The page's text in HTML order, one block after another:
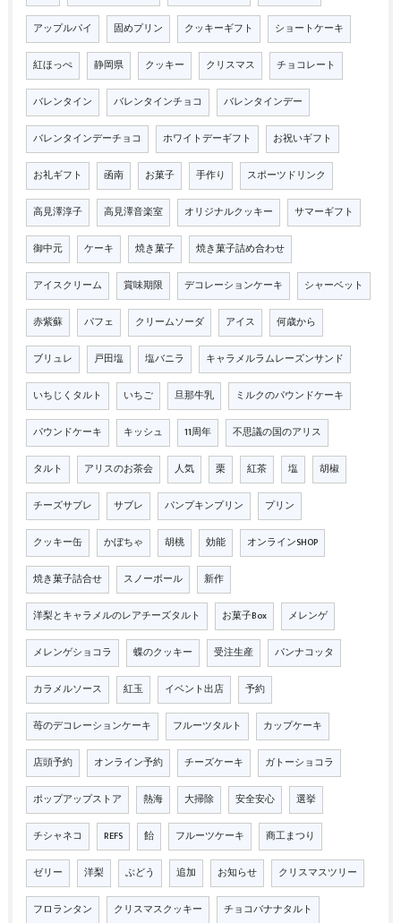
アップルパイ 固めプリン クッキーギフト ショートケーキ
紅ほっぺ 静岡県 クッキー クリスマス チョコレート
バレンタイン バレンタインチョコ バレンタインデー
バレンタインデーチョコ ホワイトデーギフト お祝いギフト
お礼ギフト 函南 お菓子 手作り スポーツドリンク
高見澤淳子 高見澤音楽室 オリジナルクッキー サマーギフト
御中元 ケーキ 焼き菓子 焼き菓子詰め合わせ
アイスクリーム 賞味期限 デコレーションケーキ シャーベット
赤紫蘇 パフェ クリームソーダ アイス 何歳から
ブリュレ 戸田塩 塩バニラ キャラメルラムレーズンサンド
いちじくタルト いちご 旦那牛乳 ミルクのパウンドケーキ
パウンドケーキ キッシュ 11周年 不思議の国のアリス
タルト アリスのお茶会 人気 栗 紅茶 塩 胡椒
チーズサブレ サブレ パンプキンプリン プリン
クッキー缶 かぼちゃ 胡桃 効能 オンラインSHOP
焼き菓子詰合せ スノーボール 新作
洋梨とキャラメルのレアチーズタルト お菓子Box メレンゲ
メレンゲショコラ 蝶のクッキー 受注生産 パンナコッタ
カラメルソース 紅玉 イベント出店 予約
苺のデコレーションケーキ フルーツタルト カップケーキ
店頭予約 オンライン予約 チーズケーキ ガトーショコラ
ポップアップストア 熱海 大掃除 安全安心 選挙
チシャネコ REFS 飴 フルーツケーキ 商工まつり
ゼリー 洋梨 ぶどう 追加 お知らせ クリスマスツリー
フロランタン クリスマスクッキー チョコバナナタルト